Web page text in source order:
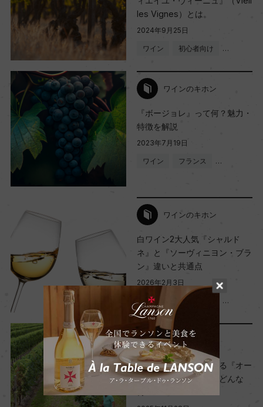
les Vignes）とは。
2024年9月25日
ワイン 初心者向け …
ワインのキホン
『ボージョレ』って何？魅力・
特徴を解説
2023年7月19日
ワイン フランス …
ワインのキホン
白ワイン2大人気『シャルド
ネ』と『ソーヴィニヨン・ブラ
ン』違いと共通点
2026年2月3日
ワイン 初心者向け …
ワインのキホン
ワイン生産者から教わる『オー
ガニックワイン』ってどんな